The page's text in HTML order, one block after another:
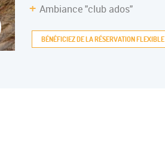
Ambiance "club ados"
BÉNÉFICIEZ DE LA RÉSERVATION FLEXIBLE